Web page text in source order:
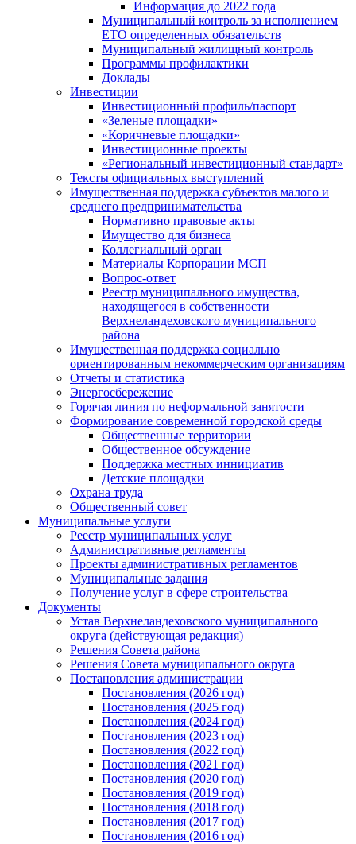
Информация до 2022 года
Муниципальный контроль за исполнением
ЕТО определенных обязательств
Муниципальный жилищный контроль
Программы профилактики
Доклады
Инвестиции
Инвестиционный профиль/паспорт
«Зеленые площадки»
«Коричневые площадки»
Инвестиционные проекты
«Региональный инвестиционный стандарт»
Тексты официальных выступлений
Имущественная поддержка субъектов малого и
среднего предпринимательства
Нормативно правовые акты
Имущество для бизнеса
Коллегиальный орган
Материалы Корпорации МСП
Вопрос-ответ
Реестр муниципального имущества,
находящегося в собственности
Верхнеландеховского муниципального
района
Имущественная поддержка социально
ориентированным некоммерческим организациям
Отчеты и статистика
Энергосбережение
Горячая линия по неформальной занятости
Формирование современной городской среды
Общественные территории
Общественное обсуждение
Поддержка местных иннициатив
Детские площадки
Охрана труда
Общественный совет
Муниципальные услуги
Реестр муниципальных услуг
Административные регламенты
Проекты административных регламентов
Муниципальные задания
Получение услуг в сфере строительства
Документы
Устав Верхнеландеховского муниципального
округа (действующая редакция)
Решения Совета района
Решения Совета муниципального округа
Постановления администрации
Постановления (2026 год)
Постановления (2025 год)
Постановления (2024 год)
Постановления (2023 год)
Постановления (2022 год)
Постановления (2021 год)
Постановления (2020 год)
Постановления (2019 год)
Постановления (2018 год)
Постановления (2017 год)
Постановления (2016 год)